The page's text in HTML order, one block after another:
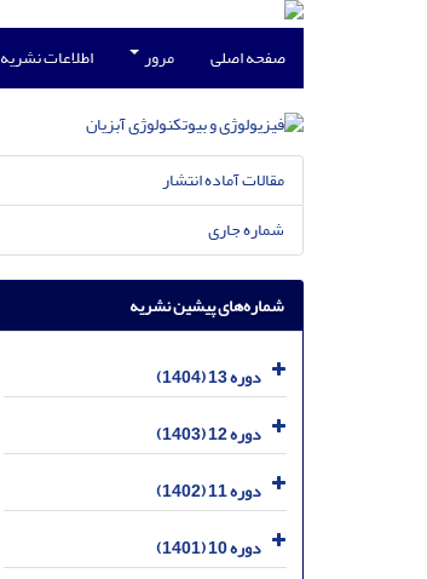
صفحه اصلی مرور اطلاعات نشریه
مقالات آماده انتشار
شماره جاری
شماره‌های پیشین نشریه
دوره 13 (1404)
دوره 12 (1403)
دوره 11 (1402)
دوره 10 (1401)